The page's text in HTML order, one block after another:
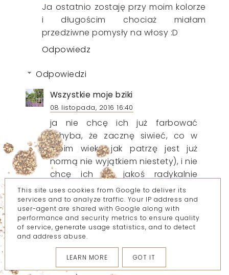
Ja ostatnio zostaję przy moim kolorze
i długościm chociaż miałam
przedziwne pomysły na włosy :D
Odpowiedz
Odpowiedzi
Wszystkie moje bziki
08 listopada, 2016 16:40
ja nie chcę ich już farbować
(chyba, że zacznę siwieć, co w
moim wieku jak patrzę jest już
normą nie wyjątkiem niestety), i nie
chcę ich już jakoś radykalnie
obcinać :)
ODPOWIEDZ
Wszystkie moje bziki
This site uses cookies from Google to deliver its
services and to analyze traffic. Your IP address and
user-agent are shared with Google along with
performance and security metrics to ensure quality
of service, generate usage statistics, and to detect
and address abuse.
LEARN MORE GOT IT